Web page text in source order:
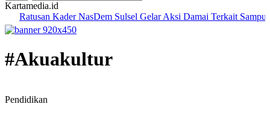
Kartamedia.id
Kader NasDem Sulsel Gelar Aksi Damai Terkait Sampul Majalah
#Akuakultur
Pendidikan